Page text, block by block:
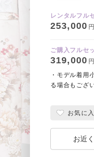
レンタルフル
253,000
ご購入フルセ
319,000
・モデル着用
る場合もござ
お気に
お近